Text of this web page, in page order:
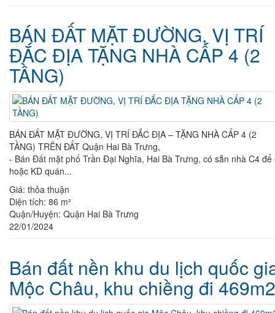
BÁN ĐẤT MẶT ĐƯỜNG, VỊ TRÍ
ĐẮC ĐỊA TẶNG NHÀ CẤP 4 (2
TẦNG)
BÁN ĐẤT MẶT ĐƯỜNG, VỊ TRÍ ĐẮC ĐỊA – TẶNG NHÀ CẤP 4 (2
TẦNG) TRÊN ĐẤT Quận Hai Bà Trưng,
- Bán Đất mặt phố Trần Đại Nghĩa, Hai Bà Trưng, có sẵn nhà C4 để
hoặc KD quán...
Giá: thỏa thuận
Diện tích: 86 m²
Quận/Huyện: Quận Hai Bà Trưng
22/01/2024
Bán đất nền khu du lịch quốc
Mộc Châu, khu chiềng đi 469m2